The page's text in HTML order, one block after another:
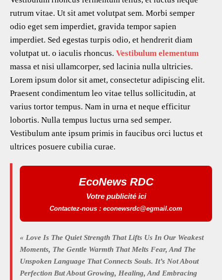
eb
oo
k
tt
er
ai
l
at
s
A
p
p
ar
e
rutrum vitae. Ut sit amet volutpat sem. Morbi semper
odio eget sem imperdiet, gravida tempor sapien
imperdiet. Sed egestas turpis odio, et hendrerit diam
volutpat ut. o iaculis rhoncus. Vestibulum elementum
massa et nisi ullamcorper, sed lacinia nulla ultricies.
Lorem ipsum dolor sit amet, consectetur adipiscing elit.
Praesent condimentum leo vitae tellus sollicitudin, at
varius tortor tempus. Nam in urna et neque efficitur
lobortis. Nulla tempus luctus urna sed semper.
Vestibulum ante ipsum primis in faucibus orci luctus et
ultrices posuere cubilia curae.
EcoNews RDC
Votre publicité ici
Contactez-nous : econewsrdc@egmail.com
« Love Is The Quiet Strength That Lifts Us In Our Weakest
Moments, The Gentle Warmth That Melts Fear, And The
Unspoken Language That Connects Souls. It’s Not About
Perfection But About Growing, Healing, And Embracing